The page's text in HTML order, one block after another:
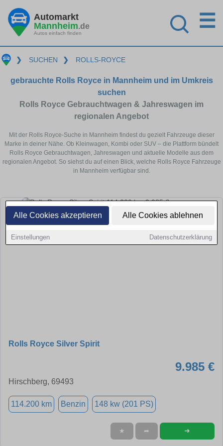
Alle Cookies akzeptieren Alle Cookies ablehnen
Einstellungen Datenschutzerklärung
Automarkt
Mannheim.de
Autos einfach finden
☰
❯ SUCHEN ❯ ROLLS-ROYCE
gebrauchte Rolls Royce in Mannheim und im Umkreis
suchen
Rolls Royce Gebrauchtwagen & Jahreswagen im
regionalen Angebot
Mit der Rolls Royce-Suche in Mannheim findest du gezielt Fahrzeuge dieser
Marke in deiner Nähe. Ob Kleinwagen, Kombi oder SUV – die Plattform bündelt
Rolls Royce Gebrauchtwagen, Jahreswagen und aktuelle Modelle aus dem
regionalen Angebot. So siehst du auf einen Blick, welche Rolls Royce Fahrzeuge
in Mannheim verfügbar sind.
Rolls Royce Silver Spirit
9.985 €
Hirschberg, 69493
114.200 km Benzin 148 kw (201 PS)
★ ➦ ➜